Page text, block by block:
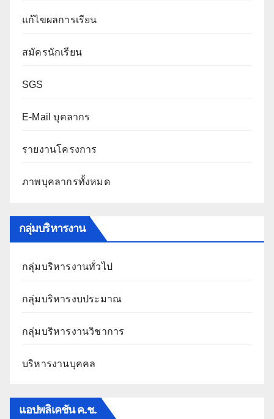
แก้ไขผลการเรียน
สมัครนักเรียน
SGS
E-Mail บุคลากร
รายงานโครงการ
ภาพบุคลากรทั้งหมด
กลุ่มบริหารงาน
กลุ่มบริหารงานทั่วไป
กลุ่มบริหารงบประมาณ
กลุ่มบริหารงานวิชาการ
บริหารงานบุคคล
แอปพลิเคชัน ค.ช.